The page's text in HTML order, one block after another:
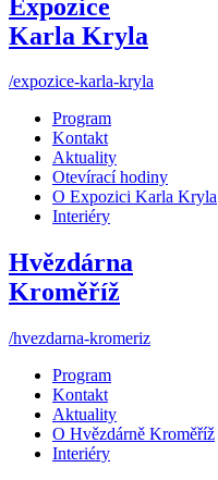
Expozice
Karla Kryla
/expozice-karla-kryla
Program
Kontakt
Aktuality
Otevírací hodiny
O Expozici Karla Kryla
Interiéry
Hvězdárna
Kroměříž
/hvezdarna-kromeriz
Program
Kontakt
Aktuality
O Hvězdárně Kroměříž
Interiéry